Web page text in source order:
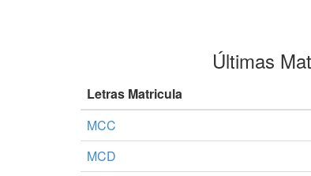
Últimas
Letras Matricula
MCC
MCD